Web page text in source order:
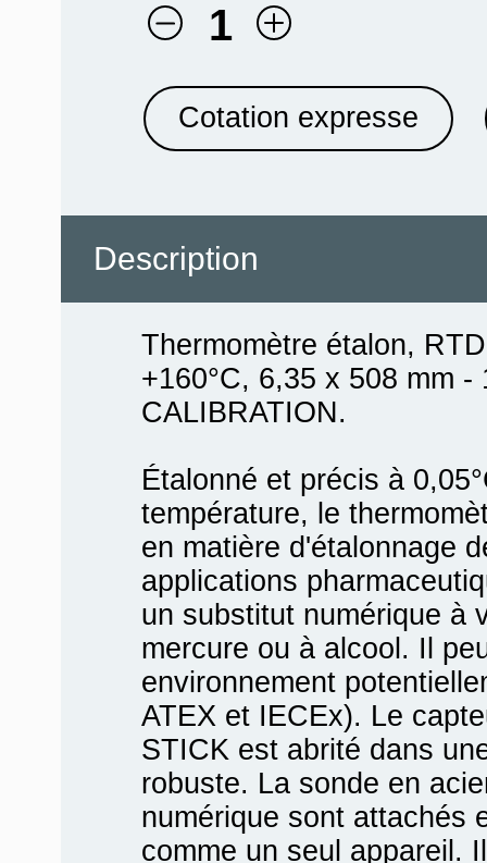
1
Cotation expresse
Description
Thermomètre étalon,
+160°C, 6,35 x 508 mm -
CALIBRATION.
Étalonné et précis à
température, le
en matière d'étalonnage
applications
un substitut numérique à
mercure ou à alcool. Il
environnement
ATEX et IECEx). Le
STICK est abrité dans
robuste. La sonde en
numérique sont attachés
comme un seul appareil.